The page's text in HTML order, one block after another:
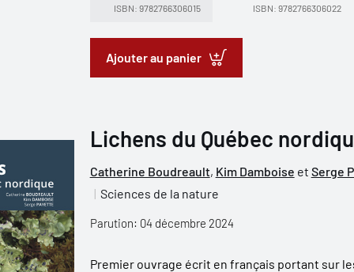
ISBN: 9782766306015 ISBN: 9782766306022
Ajouter au panier
Lichens du Québec
Catherine Boudreault, Kim Damboise et Serge
Sciences de la nature
Parution: 04 décembre 2024
Premier ouvrage écrit en français portant sur